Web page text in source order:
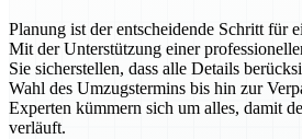
Planung ist der entscheidende Schritt für
Mit der Unterstützung einer
Sie sicherstellen, dass alle Details
Wahl des Umzugstermins bis hin zur
Experten kümmern sich um alles, damit
verläuft.